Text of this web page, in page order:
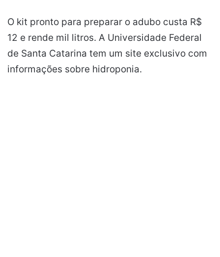
O kit pronto para preparar o adubo custa R$
12 e rende mil litros. A Universidade Federal
de Santa Catarina tem um site exclusivo com
informações sobre hidroponia.